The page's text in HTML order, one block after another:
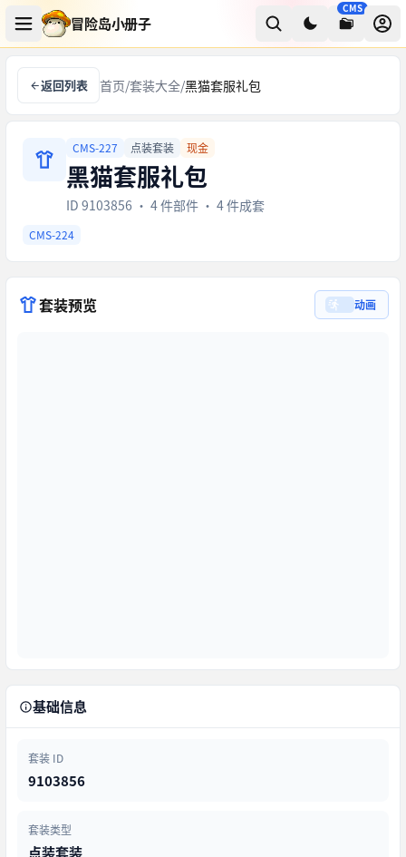
冒险岛小册子
CMS
返回列表 首页/套装大全/黑猫套服礼包
CMS-227 点装套装 现金
黑猫套服礼包
ID 9103856 · 4 件部件 · 4 件成套
CMS-224
套装预览 动画
基础信息
套装 ID
9103856
套装类型
点装套装